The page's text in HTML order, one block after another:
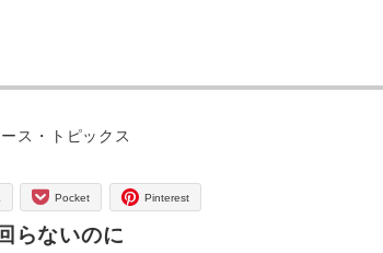
ース・トピックス
Pocket Pinterest
らないのに